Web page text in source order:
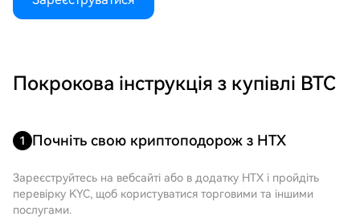
Покрокова інструкція з купівлі BTC
1 Почніть свою криптоподорож з HTX
Зареєструйтесь на вебсайті або в додатку HTX і пройдіть
перевірку KYC, щоб користуватися торговими та іншими
послугами.